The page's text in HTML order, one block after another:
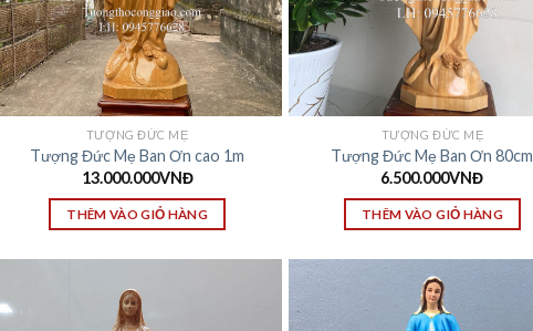
TƯỢNG ĐỨC MẸ
Tượng Đức Mẹ Ban Ơn cao 1m
13.000.000VNĐ
THÊM VÀO GIỎ HÀNG
TƯỢNG ĐỨC MẸ
Tượng Đức Mẹ Ban Ơn 80cm
6.500.000VNĐ
THÊM VÀO GIỎ HÀNG